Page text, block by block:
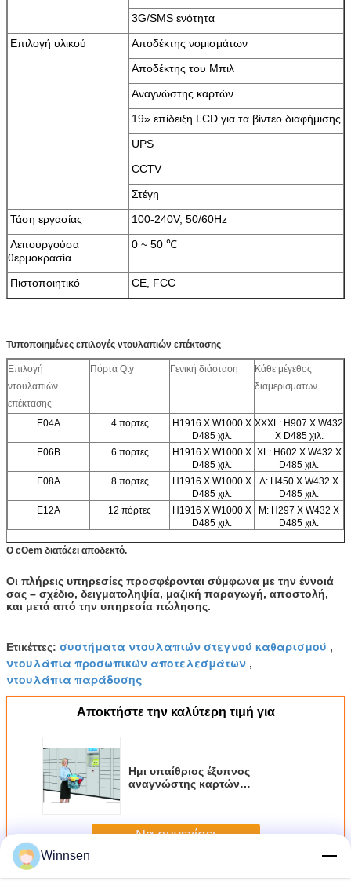
3G/SMS ενότητα
Επιλογή υλικού
Αποδέκτης νομισμάτων
Αποδέκτης του Μπιλ
Αναγνώστης καρτών
19» επίδειξη LCD για τα βίντεο διαφήμισης
UPS
CCTV
Στέγη
Τάση εργασίας
100-240V, 50/60Hz
Λειτουργούσα
θερμοκρασία
0 ~ 50 ℃
Πιστοποιητικό CE, FCC
Τυποποιημένες επιλογές ντουλαπιών επέκτασης
Επιλογή
ντουλαπιών
επέκτασης
Πόρτα Qty Γενική διάσταση
Κάθε μέγεθος
διαμερισμάτων
E04A 4 πόρτες
H1916 Χ W1000 Χ
D485 χιλ.
XXXL: H907 Χ W432
Χ D485 χιλ.
E06B
6 πόρτες
H1916 Χ W1000 Χ
D485 χιλ.
XL: H602 Χ W432 Χ
D485 χιλ.
E08A
8 πόρτες
H1916 Χ W1000 Χ
D485 χιλ.
Λ: H450 Χ W432 Χ
D485 χιλ.
E12A
12 πόρτες
H1916 Χ W1000 Χ
D485 χιλ.
Μ: H297 Χ W432 Χ
D485 χιλ.
Ο cOem διατάζει αποδεκτό.
Οι πλήρεις υπηρεσίες προσφέρονται σύμφωνα με την έννοιά
σας – σχέδιο, δειγματοληψία, μαζική παραγωγή, αποστολή,
και μετά από την υπηρεσία πώλησης.
Ετικέττες: συστήματα ντουλαπιών στεγνού καθαρισμού ,
ντουλάπια προσωπικών αποτελεσμάτων ,
ντουλάπια παράδοσης
Αποκτήστε την καλύτερη τιμή για
Ημι υπαίθριος έξυπνος
αναγνώστης καρτών
εμπορικές υπηρεσίες
πλυντηρίων
Να συνεχίσει
ΠερισσότεροιΝτουλάπι πλυντηρίων
Winnsen